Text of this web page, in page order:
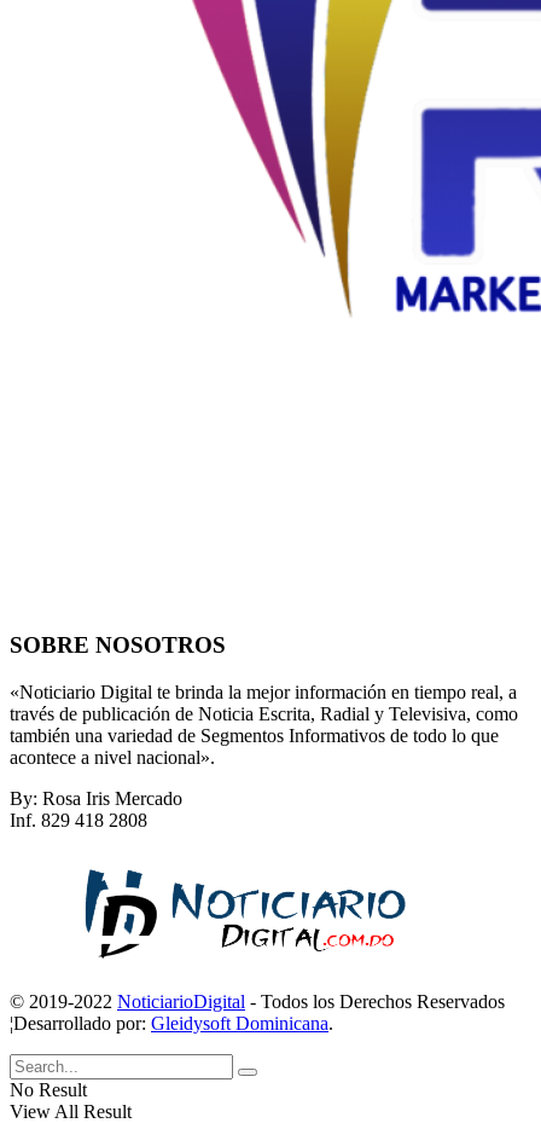
SOBRE NOSOTROS
«Noticiario Digital te brinda la mejor información en tiempo real, a
través de publicación de Noticia Escrita, Radial y Televisiva, como
también una variedad de Segmentos Informativos de todo lo que
acontece a nivel nacional».
By: Rosa Iris Mercado
Inf. 829 418 2808
© 2019-2022 NoticiarioDigital - Todos los Derechos Reservados
¦Desarrollado por: Gleidysoft Dominicana.
No Result
View All Result